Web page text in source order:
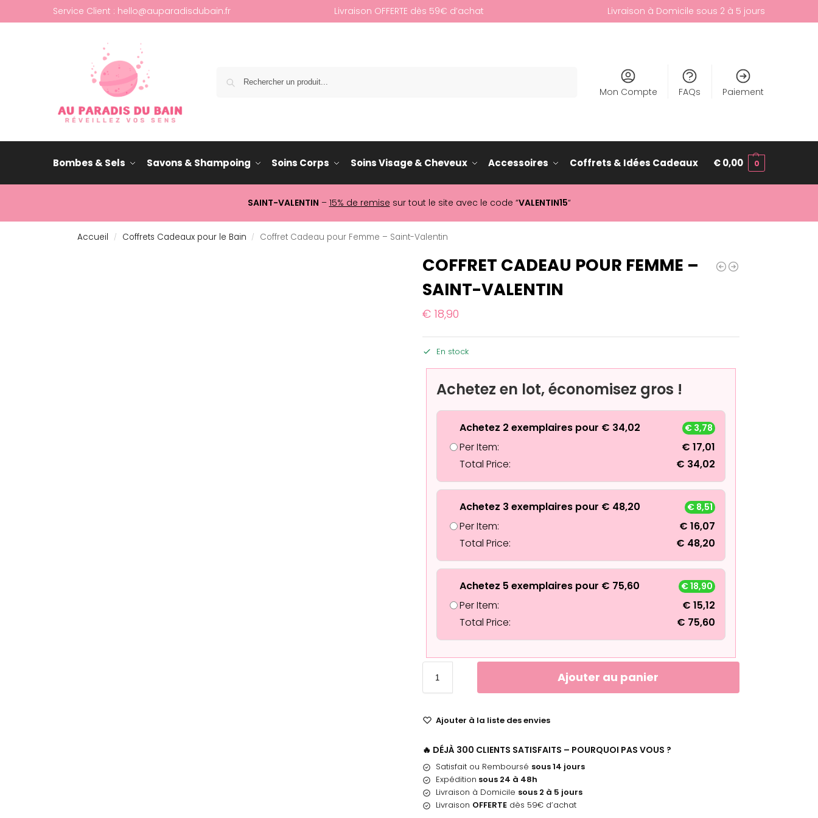
Service Client : hello@auparadisdubain.fr Livraison OFFERTE dès 59€ d’achat Livraison à Domicile sous 2 à 5 jours
Mon Compte FAQs Paiement
Bombes & Sels Savons & Shampoing Soins Corps Soins Visage & Cheveux Accessoires Coffrets & Idées Cadeaux €0,00 0
SAINT-VALENTIN – 15% de remise sur tout le site avec le code “VALENTIN15“
Accueil / Coffrets Cadeaux pour le Bain / Coffret Cadeau pour Femme – Saint-Valentin
COFFRET CADEAU POUR FEMME –
SAINT-VALENTIN
€18,90
En stock
Achetez en lot, économisez gros !
Achetez 2 exemplaires pour € 34,02 € 3,78
Per Item: € 17,01
Total Price:
€ 34,02
Achetez 3 exemplaires pour € 48,20 € 8,51
Per Item: € 16,07
Total Price:
€ 48,20
Achetez 5 exemplaires pour € 75,60 €18,90
Per Item: € 15,12
Total Price:
€ 75,60
Ajouter au panier
Ajouter à la liste des envies
🔥 DÉJÀ 300 CLIENTS SATISFAITS – POURQUOI PAS VOUS ?
Satisfait ou Remboursé sous 14 jours
Expédition sous 24 à 48h
Livraison à Domicile sous 2 à 5 jours
Livraison OFFERTEdès 59€ d’achat